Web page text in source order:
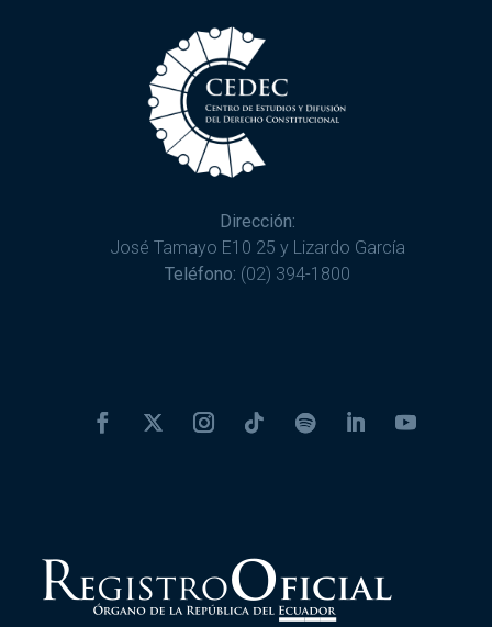
Dirección:
José Tamayo E10 25 y Lizardo García
Teléfono: (02) 394-1800